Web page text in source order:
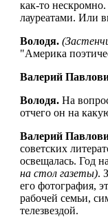
как-то
лауреатами. Или
Володя.
"Америка
Валерий
Володя. На
отчего он на
Валерий
советских
освещалась. Год
на стол газеты).
его фотография,
рабочей семьи,
телезвездой.